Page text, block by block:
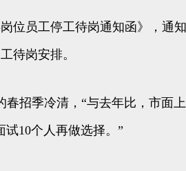
位员工停工待岗通知函》，通
待岗安排。
招季冷清，“与去年比，市
10个人再做选择。”